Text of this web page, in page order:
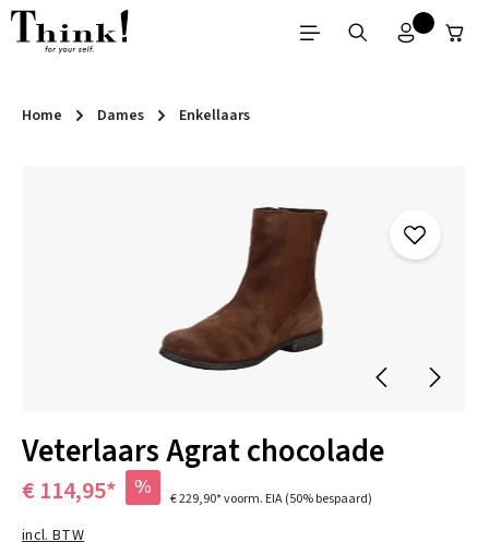
Ga naar de hoofdinhoud
Home Dames Enkellaars
Veterlaars Agrat chocolade
€ 114,95* % € 229,90*voorm. EIA(50% bespaard)
incl. BTW